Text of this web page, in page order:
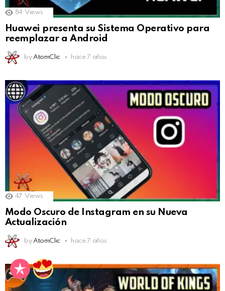
84 Views
Huawei presenta su Sistema Operativo para
reemplazar a Android
by AtomClic hace 7 años
47 Views
Modo Oscuro de Instagram en su Nueva
Actualización
by AtomClic hace 7 años